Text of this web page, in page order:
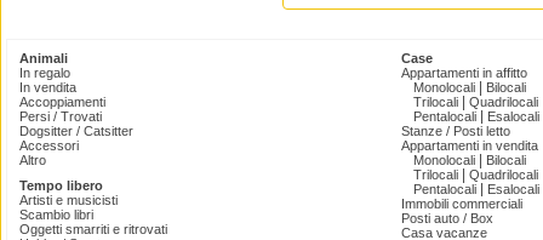
Animali
In regalo
In vendita
Accoppiamenti
Persi / Trovati
Dogsitter / Catsitter
Accessori
Altro
Tempo libero
Artisti e musicisti
Scambio libri
Oggetti smarriti e ritrovati
Case
Appartamenti in affitto
Monolocali
Bilocali
Trilocali
Quadrilocali
Pentalocali
Esalocali
Stanze / Posti letto
Appartamenti in vendita
Monolocali
Bilocali
Trilocali
Quadrilocali
Pentalocali
Esalocali
Immobili commerciali
Posti auto / Box
Casa vacanze